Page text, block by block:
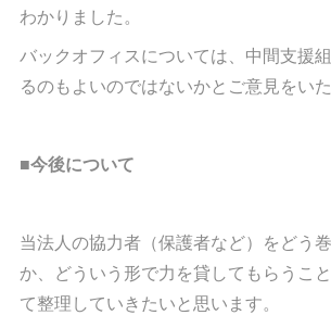
わかりました。
バックオフィスについては、中間支援
るのもよいのではないかとご意見をいた
■今後について
当法人の協力者（保護者など）をどう
か、どういう形で力を貸してもらうこ
て整理していきたいと思います。